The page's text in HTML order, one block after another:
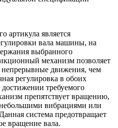
артикула является
вала машины, на
выбранного
механизм позволяет
непрерывные движения, чем
регулировка в обоих
требуемого
препятствует вращению,
вибрациями или
система предотвращает
вращение вала.